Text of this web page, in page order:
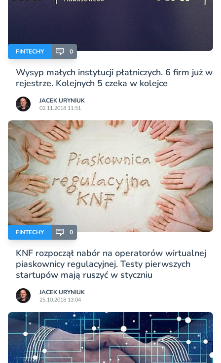
FINTECHY 0
Wysyp małych instytucji płatniczych. 6 firm już w
rejestrze. Kolejnych 5 czeka w kolejce
JACEK URYNIUK
02.11.2018 11:51
FINTECHY 0
KNF rozpoczął nabór na operatorów wirtualnej
piaskownicy regulacyjnej. Testy pierwszych
startupów mają ruszyć w styczniu
JACEK URYNIUK
25.10.2018 13:04